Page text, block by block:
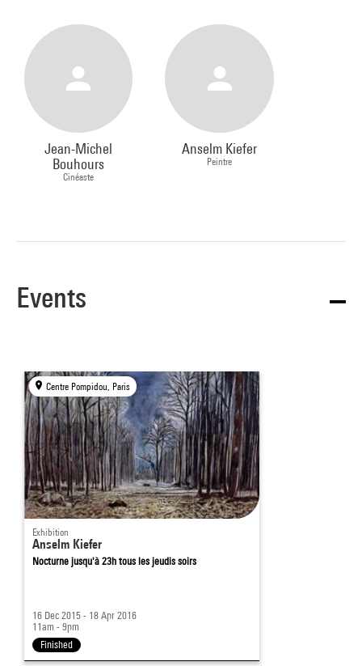
Jean-Michel
Bouhours
Cinéaste
Anselm Kiefer
Peintre
Events
Centre Pompidou, Paris
Exhibition
Anselm Kiefer
Nocturne jusqu'à 23h tous les jeudis soirs
16 Dec 2015 - 18 Apr 2016
11am - 9pm
Finished